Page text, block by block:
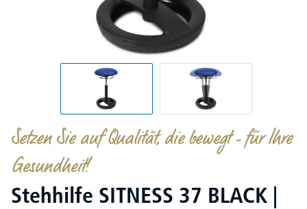
Setzen Sie auf Qualität, die bewegt - für Ihre
Gesundheit!
Stehhilfe SITNESS 37 BLACK |